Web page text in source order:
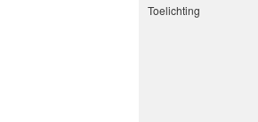
Toelichting